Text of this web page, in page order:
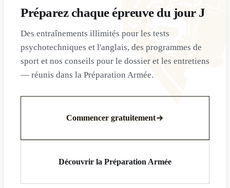
Préparez chaque épreuve du jour J
Des entraînements illimités pour les tests
psychotechniques et l'anglais, des programmes de
sport et nos conseils pour le dossier et les entretiens
— réunis dans la Préparation Armée.
Commencer gratuitement
Découvrir la Préparation Armée